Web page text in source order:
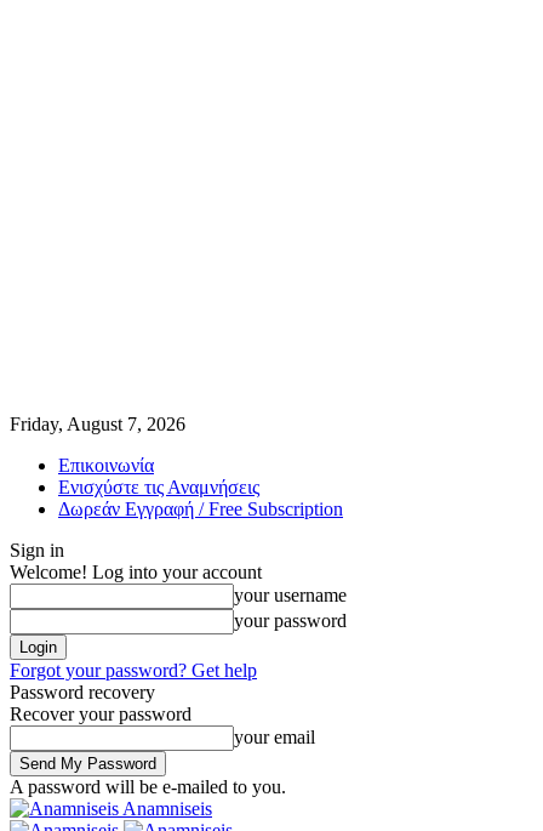
Friday, August 7, 2026
Επικοινωνία
Ενισχύστε τις Αναμνήσεις
Δωρεάν Εγγραφή / Free Subscription
Sign in
Welcome! Log into your account
your username
your password
Forgot your password? Get help
Password recovery
Recover your password
your email
A password will be e-mailed to you.
Anamniseis